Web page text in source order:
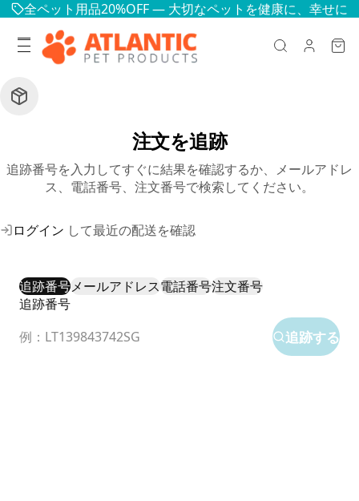
全ペット用品20%OFF — 大切なペットを健康に、幸せに
注文を追跡
追跡番号を入力してすぐに結果を確認するか、メールアドレ
ス、電話番号、注文番号で検索してください。
ログイン して最近の配送を確認
追跡番号メールアドレス電話番号注文番号
追跡番号
追跡する